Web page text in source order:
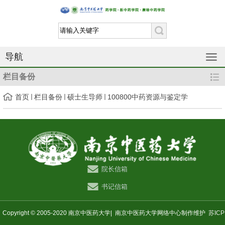
导航
栏目备份
首页 栏目备份 硕士生导师 100800中药资源与鉴定学
院长信箱
书记信箱
Copyright © 2005-2020 南京中医药大学| 南京中医药大学网络中心制作维护 苏ICP